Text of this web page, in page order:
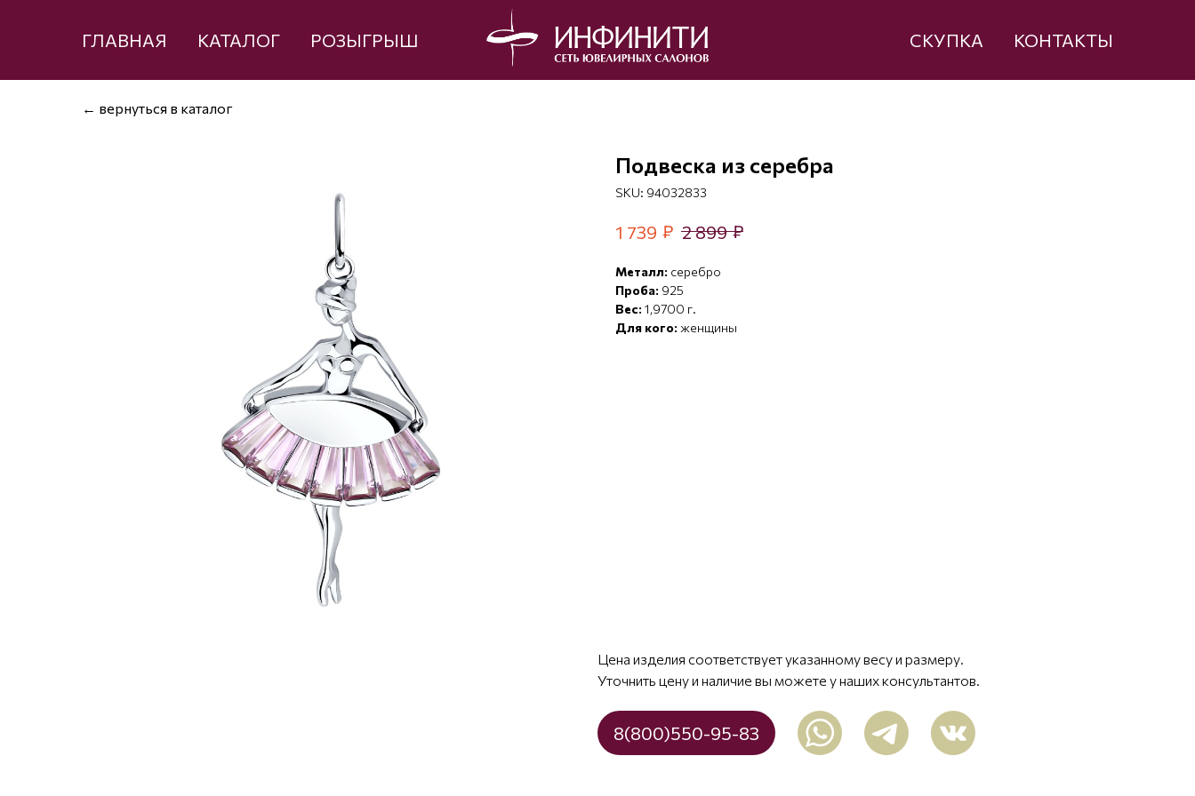
ГЛАВНАЯ КАТАЛОГ РОЗЫГРЫШ СКУПКА КОНТАКТЫ
← вернуться в каталог
Подвеска из серебра
SKU: 94032833
1 739 ₽ 2 899 ₽
Металл: серебро
Проба: 925
Вес: 1,9700 г.
Для кого: женщины
Цена изделия соответствует указанному весу и размеру.
Уточнить цену и наличие вы можете у наших консультантов.
8(800)550-95-83